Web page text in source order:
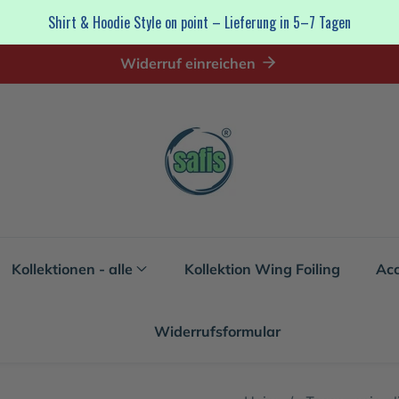
Shirt & Hoodie Style on point – Lieferung in 5–7 Tagen
Widerruf einreichen
Kollektionen - alle Kollektion Wing Foiling
Widerrufsformular